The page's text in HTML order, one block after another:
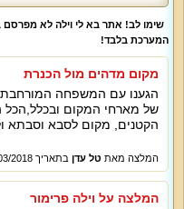
האירוח כולל אינטרנט אלחוטי,
פרטית ל-2 רכבים, בקבוק יין, ערכת קפה.
משחקי קופסה, סוני פלייסטיישן.
מיוחד לדתיים:
בית כנסת במרחק דקות הליכה.
למי זה מתאים?
משפחות, זוגות, קבוצות חברים,
שימו לב! אתר בא לי וילה לא מפרסם
המערכת בלבד!
מקום מדהים מול הכנרת
הגענו עם המשפחה המורחבת
של מארחי המקום
הקטנים, מקום לסבא וסבתא
המלצה מאת טל עדן בתאריך 31/03/2018
המלצה על וילה פרימור